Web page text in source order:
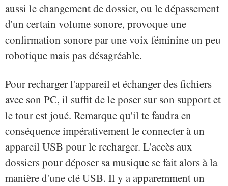
aussi le changement de dossier, ou le dépassement
d'un certain volume sonore, provoque une
confirmation sonore par une voix féminine un peu
robotique mais pas désagréable.
Pour recharger l'appareil et échanger des fichiers
avec son PC, il suffit de le poser sur son support et
le tour est joué. Remarque qu'il te faudra en
conséquence impérativement le connecter à un
appareil USB pour le recharger. L'accès aux
dossiers pour déposer sa musique se fait alors à la
manière d'une clé USB. Il y a apparemment un